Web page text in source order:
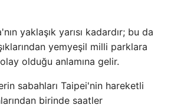
yaklaşık yarısı kadardır; bu da
yemyeşil milli parklara
olduğu anlamına gelir.
sabahları Taipei'nin hareketli
birinde saatler